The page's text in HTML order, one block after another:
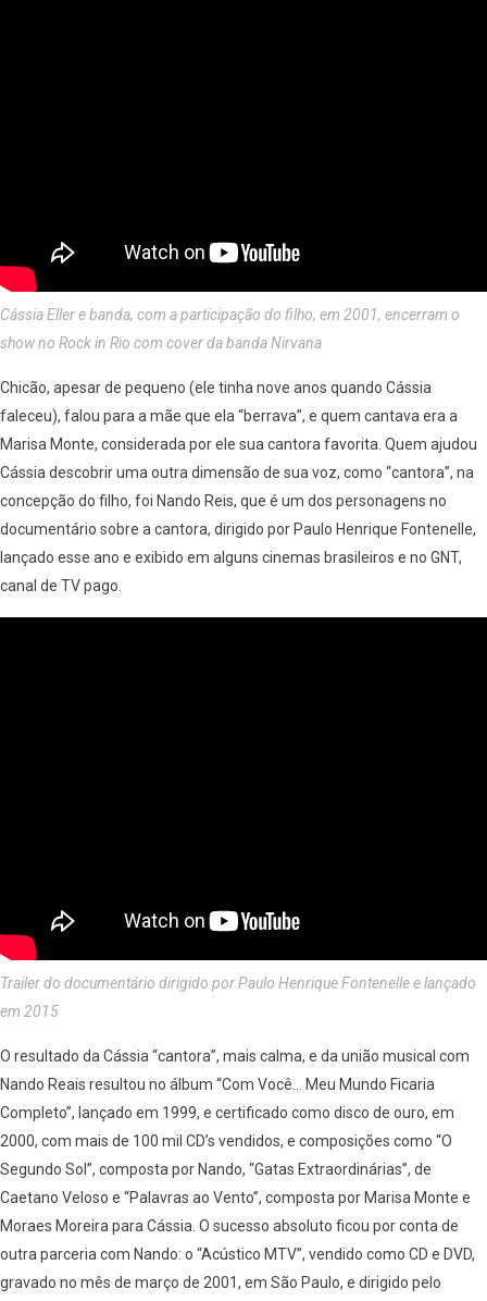
Cássia Eller e banda, com a participação do filho, em 2001, encerram o
show no Rock in Rio com cover da banda Nirvana
Chicão, apesar de pequeno (ele tinha nove anos quando Cássia
faleceu), falou para a mãe que ela “berrava”, e quem cantava era a
Marisa Monte, considerada por ele sua cantora favorita. Quem ajudou
Cássia descobrir uma outra dimensão de sua voz, como “cantora”, na
concepção do filho, foi Nando Reis, que é um dos personagens no
documentário sobre a cantora, dirigido por Paulo Henrique Fontenelle,
lançado esse ano e exibido em alguns cinemas brasileiros e no GNT,
canal de TV pago.
Trailer do documentário dirigido por Paulo Henrique Fontenelle e lançado
em 2015
O resultado da Cássia “cantora”, mais calma, e da união musical com
Nando Reais resultou no álbum “Com Você… Meu Mundo Ficaria
Completo”, lançado em 1999, e certificado como disco de ouro, em
2000, com mais de 100 mil CD’s vendidos, e composições como “O
Segundo Sol”, composta por Nando, “Gatas Extraordinárias”, de
Caetano Veloso e “Palavras ao Vento”, composta por Marisa Monte e
Moraes Moreira para Cássia. O sucesso absoluto ficou por conta de
outra parceria com Nando: o “Acústico MTV”, vendido como CD e DVD,
gravado no mês de março de 2001, em São Paulo, e dirigido pelo